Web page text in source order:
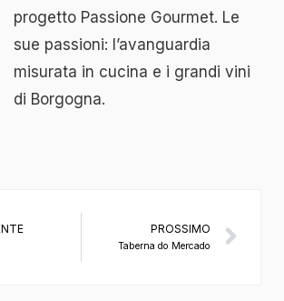
progetto Passione Gourmet. Le
sue passioni: l’avanguardia
misurata in cucina e i grandi vini
di Borgogna.
PROSSIMO
Taberna do Mercado